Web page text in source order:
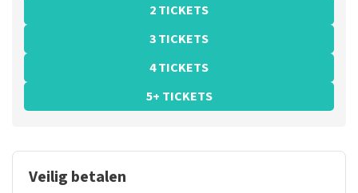
2 TICKETS
3 TICKETS
4 TICKETS
5+ TICKETS
Veilig betalen